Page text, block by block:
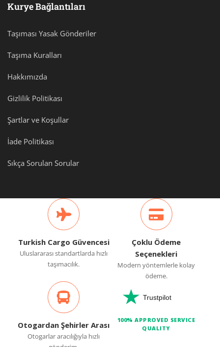
Kurye Bağlantıları
Taşıması Yasak Gönderiler
Taşıma Kuralları
Hakkımızda
Gizlilik Politikası
Şartlar ve Koşullar
İade Politikası
Sıkça Sorulan Sorular
Turkish Cargo Güvencesi
Uluslararası standartlarda hızlı
taşımacılık.
Çoklu Ödeme
Seçenekleri
Modern yöntemlerle kolay
ödeme.
Otogardan Şehirler Arası
Otogarlar aracılığıyla hızlı
Trustpilot
100% APPROVED SERVICE
QUALITY